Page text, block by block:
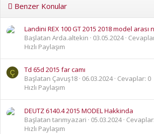
Benzer Konular
Landini REX 100 GT 2015 2018 model arası
Başlatan Arda.altekin
03.05.2024
Hızlı Paylaşım
Ç
Td 65d 2015 far camı
Başlatan Çavuş18 06.03.2024 Cevaplar: 0
Hızlı Paylaşım
DEUTZ 6140.4 2015 MODEL Hakkinda
Başlatan tarımyazari
05.03.2024
Hızlı Paylaşım